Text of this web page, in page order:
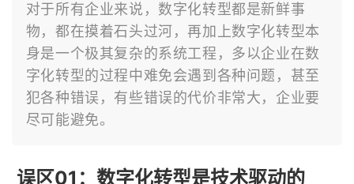
对于所有企业来说，数字化转型都是新鲜事
物，都在摸着石头过河，再加上数字化转型本
身是一个极其复杂的系统工程，多以企业在数
字化转型的过程中难免会遇到各种问题，甚至
犯各种错误，有些错误的代价非常大，企业要
尽可能避免。
误区01：数字化转型是技术驱动的